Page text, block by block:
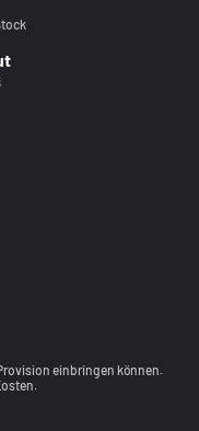
einbringen können.